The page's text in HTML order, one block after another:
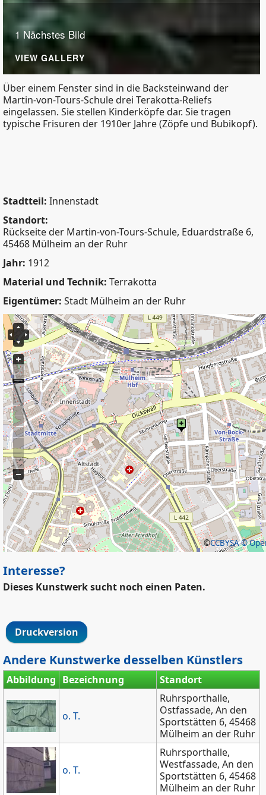
1 Nächstes Bild
VIEW GALLERY
Über einem Fenster sind in die Backsteinwand der
Martin-von-Tours-Schule drei Terakotta-Reliefs
eingelassen. Sie stellen Kinderköpfe dar. Sie tragen
typische Frisuren der 1910er Jahre (Zöpfe und Bubikopf).
Stadtteil: Innenstadt
Standort:
Rückseite der Martin-von-Tours-Schule, Eduardstraße 6,
45468 Mülheim an der Ruhr
Jahr: 1912
Material und Technik: Terrakotta
Eigentümer: Stadt Mülheim an der Ruhr
©CCBYSA©
Interesse?
Dieses Kunstwerk sucht noch einen Paten.
Druckversion
Andere Kunstwerke desselben Künstlers
Abbildung Bezeichnung Standort
o. T.
Ruhrsporthalle,
Ostfassade, An den
Sportstätten 6, 45468
Mülheim an der Ruhr
o. T.
Ruhrsporthalle,
Westfassade, An den
Sportstätten 6, 45468
Mülheim an der Ruhr